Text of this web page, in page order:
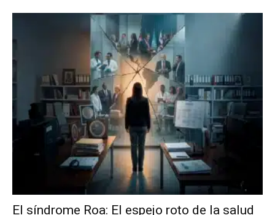
El síndrome Roa: El espejo roto de la salud